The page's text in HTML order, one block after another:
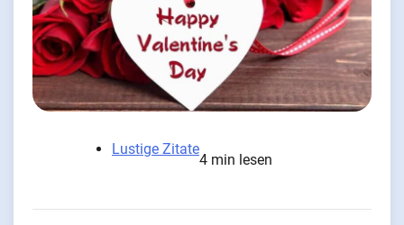
Lustige Zitate
4 min lesen